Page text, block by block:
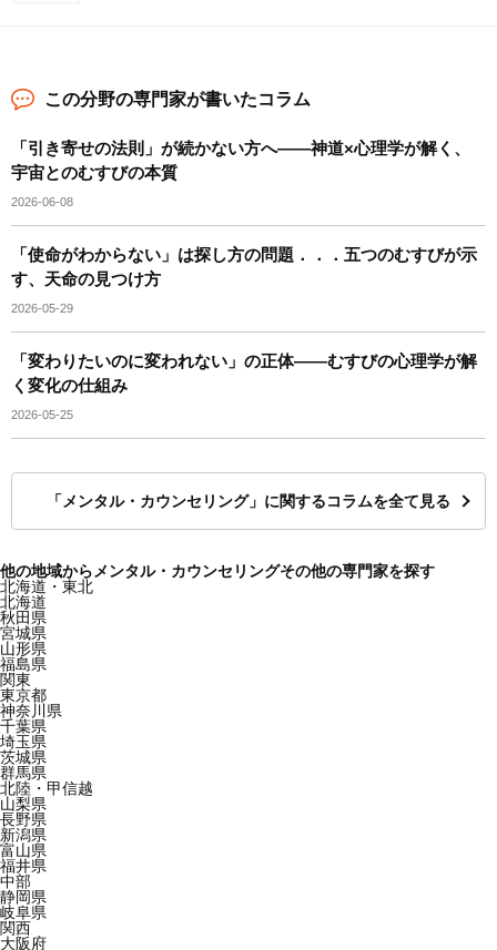
この分野の専門家が書いたコラム
「引き寄せの法則」が続かない方へ——神道×心理学が解く、
宇宙とのむすびの本質
2026-06-08
「使命がわからない」は探し方の問題．．．五つのむすびが示
す、天命の見つけ方
2026-05-29
「変わりたいのに変われない」の正体——むすびの心理学が解
く変化の仕組み
2026-05-25
「メンタル・カウンセリング」に関するコラムを全て見る
他の地域からメンタル・カウンセリングその他の専門家を探す
北海道・東北
北海道
秋田県
宮城県
山形県
福島県
関東
東京都
神奈川県
千葉県
埼玉県
茨城県
群馬県
北陸・甲信越
山梨県
長野県
新潟県
富山県
福井県
中部
静岡県
岐阜県
関西
大阪府